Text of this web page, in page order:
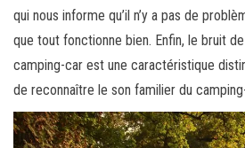
qui nous informe qu’il n’y a pas de
que tout fonctionne bien. Enfin, le bruit
camping-car est une caractéristique
de reconnaître le son familier du